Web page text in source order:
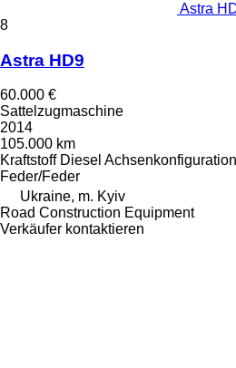
Astra
8
Astra HD9
60.000 €
Sattelzugmaschine
2014
105.000 km
Kraftstoff Diesel Achsenkonfiguration
Feder/Feder
Ukraine, m. Kyiv
Road Construction Equipment
Verkäufer kontaktieren